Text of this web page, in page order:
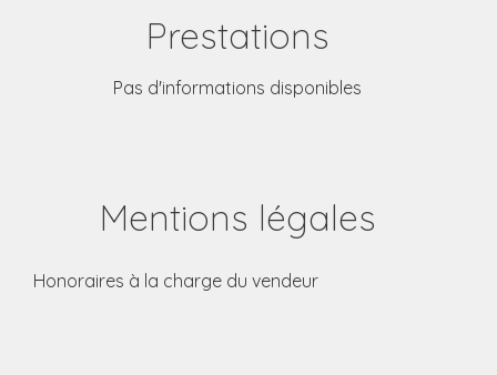
Prestations
Pas d'informations disponibles
Mentions légales
Honoraires à la charge du vendeur